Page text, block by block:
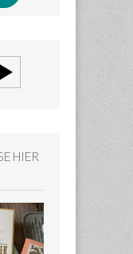
HIER